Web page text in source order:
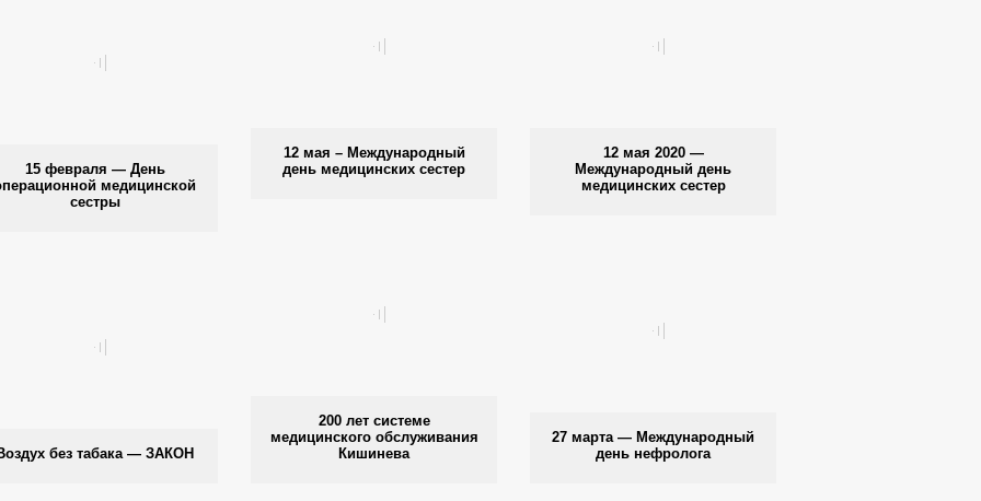
12 мая – Международный
день медицинских сестер
12 мая 2020 —
Международный день
медицинских сестер
15 февраля — День
медицинской
сестры
200 лет системе
медицинского обслуживания
Кишинева
27 марта — Международный
день нефролога
без табака — ЗАКОН